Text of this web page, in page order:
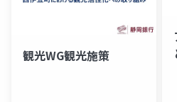
観光WG観光施策